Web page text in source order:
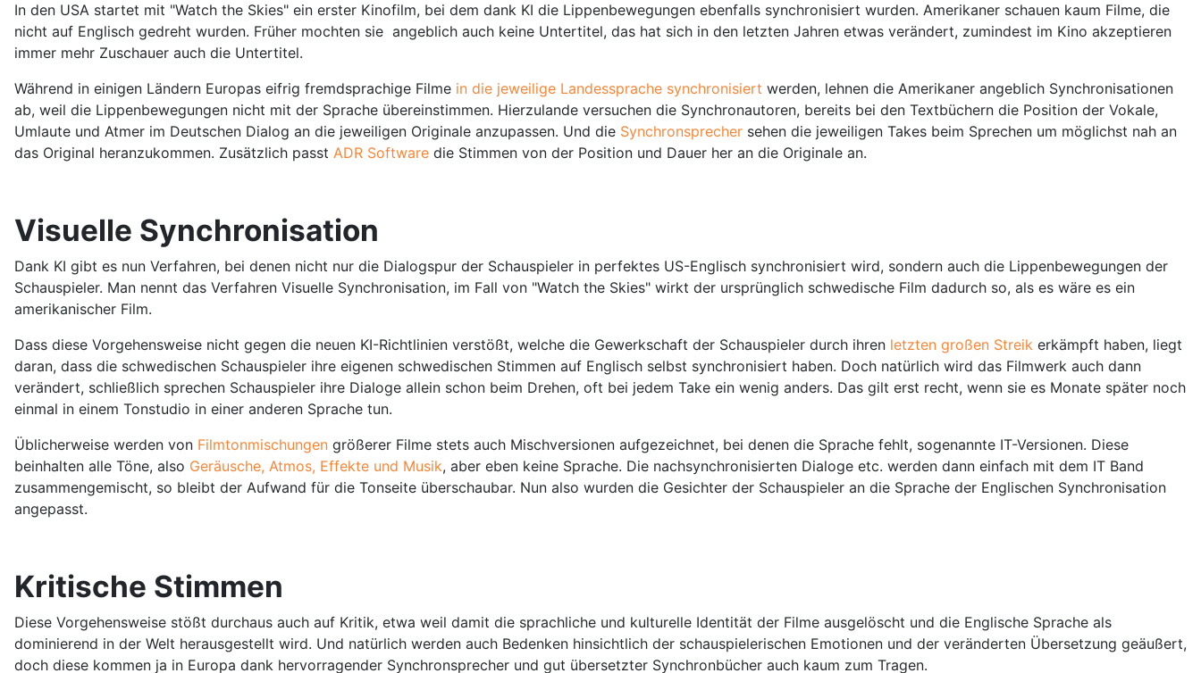
In den USA startet mit "Watch the Skies" ein erster Kinofilm, bei dem dank KI die Lippenbewegungen ebenfalls synchronisiert wurden. Amerikaner schauen kaum Filme, die
nicht auf Englisch gedreht wurden. Früher mochten sie angeblich auch keine Untertitel, das hat sich in den letzten Jahren etwas verändert, zumindest im Kino akzeptieren
immer mehr Zuschauer auch die Untertitel.
Während in einigen Ländern Europas eifrig fremdsprachige Filme in die jeweilige Landessprache synchronisiert werden, lehnen die Amerikaner angeblich Synchronisationen
ab, weil die Lippenbewegungen nicht mit der Sprache übereinstimmen. Hierzulande versuchen die Synchronautoren, bereits bei den Textbüchern die Position der Vokale,
Umlaute und Atmer im Deutschen Dialog an die jeweiligen Originale anzupassen. Und die Synchronsprecher sehen die jeweiligen Takes beim Sprechen um möglichst nah an
das Original heranzukommen. Zusätzlich passt ADR Software die Stimmen von der Position und Dauer her an die Originale an.
Visuelle Synchronisation
Dank KI gibt es nun Verfahren, bei denen nicht nur die Dialogspur der Schauspieler in perfektes US-Englisch synchronisiert wird, sondern auch die Lippenbewegungen der
Schauspieler. Man nennt das Verfahren Visuelle Synchronisation, im Fall von "Watch the Skies" wirkt der ursprünglich schwedische Film dadurch so, als es wäre es ein
amerikanischer Film.
Dass diese Vorgehensweise nicht gegen die neuen KI-Richtlinien verstößt, welche die Gewerkschaft der Schauspieler durch ihren letzten großen Streik erkämpft haben, liegt
daran, dass die schwedischen Schauspieler ihre eigenen schwedischen Stimmen auf Englisch selbst synchronisiert haben. Doch natürlich wird das Filmwerk auch dann
verändert, schließlich sprechen Schauspieler ihre Dialoge allein schon beim Drehen, oft bei jedem Take ein wenig anders. Das gilt erst recht, wenn sie es Monate später noch
einmal in einem Tonstudio in einer anderen Sprache tun.
Üblicherweise werden von Filmtonmischungen größerer Filme stets auch Mischversionen aufgezeichnet, bei denen die Sprache fehlt, sogenannte IT-Versionen. Diese
beinhalten alle Töne, also Geräusche, Atmos, Effekte und Musik, aber eben keine Sprache. Die nachsynchronisierten Dialoge etc. werden dann einfach mit dem IT Band
zusammengemischt, so bleibt der Aufwand für die Tonseite überschaubar. Nun also wurden die Gesichter der Schauspieler an die Sprache der Englischen Synchronisation
angepasst.
Kritische Stimmen
Diese Vorgehensweise stößt durchaus auch auf Kritik, etwa weil damit die sprachliche und kulturelle Identität der Filme ausgelöscht und die Englische Sprache als
dominierend in der Welt herausgestellt wird. Und natürlich werden auch Bedenken hinsichtlich der schauspielerischen Emotionen und der veränderten Übersetzung geäußert,
doch diese kommen ja in Europa dank hervorragender Synchronsprecher und gut übersetzter Synchronbücher auch kaum zum Tragen.